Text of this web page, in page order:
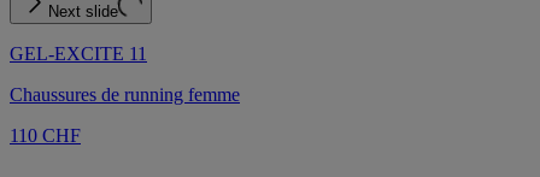
Next slide
GEL-EXCITE 11
Chaussures de running femme
110 CHF